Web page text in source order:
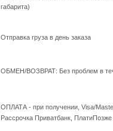
габарита)
Отправка груза в день заказа
ОБМЕН/ВОЗВРАТ: Без проблем в
ОПЛАТА - при получении, Visa/
Рассрочка Приватбанк, ПлатиПозже